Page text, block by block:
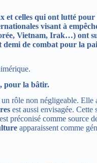
et celles qui ont lutté pour
visant à
Vietnam, Irak…) ont
de combat pour la
pour la bâtir.
rôle non négligeable. Elle
est aussi envisagée.
est préconisé comme source
apparaissent comme